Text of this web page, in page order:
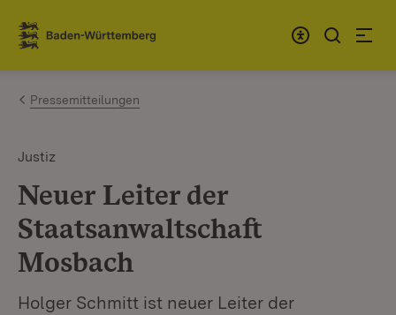
Zum Inhalt springen
Link zur Startseite
Pressemitteilungen
Justiz
Neuer Leiter der
Staatsanwaltschaft
Mosbach
Holger Schmitt ist neuer Leiter der